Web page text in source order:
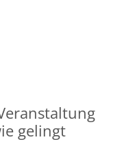
gelingt